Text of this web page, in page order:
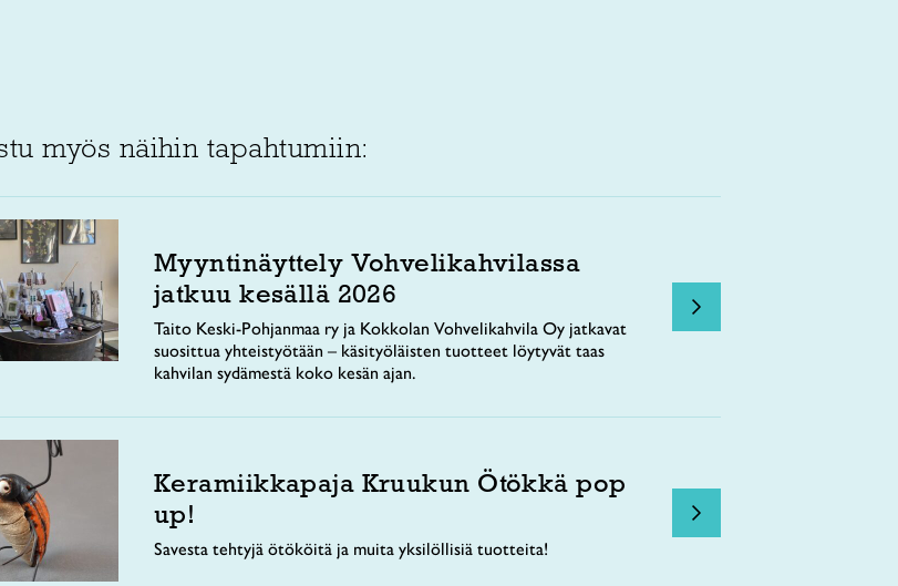
myös näihin tapahtumiin:
Myyntinäyttely Vohvelikahvilassa
jatkuu kesällä 2026
Taito Keski-Pohjanmaa ry ja Kokkolan Vohvelikahvila Oy jatkavat
suosittua yhteistyötään – käsityöläisten tuotteet löytyvät taas
kahvilan sydämestä koko kesän ajan.
Keramiikkapaja Kruukun Ötökkä pop
up!
Savesta tehtyjä ötököitä ja muita yksilöllisiä tuotteita!